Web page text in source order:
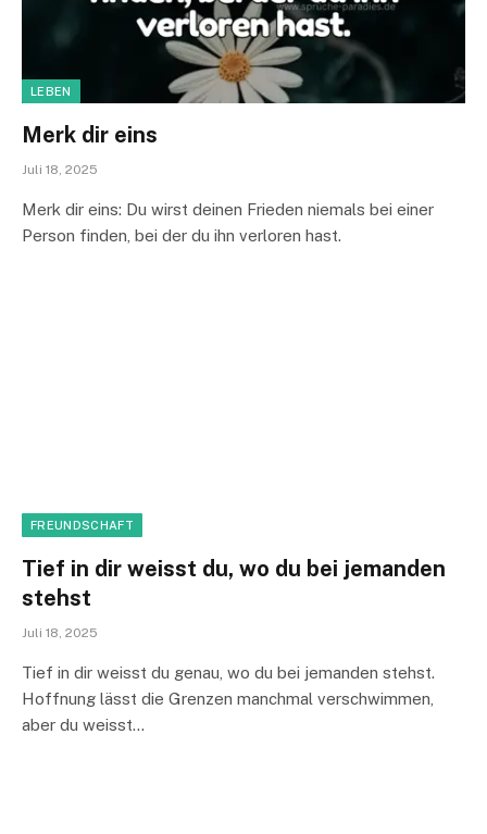
LEBEN
Merk dir eins
Juli 18, 2025
Merk dir eins: Du wirst deinen Frieden niemals bei einer
Person finden, bei der du ihn verloren hast.
FREUNDSCHAFT
Tief in dir weisst du, wo du bei jemanden
stehst
Juli 18, 2025
Tief in dir weisst du genau, wo du bei jemanden stehst.
Hoffnung lässt die Grenzen manchmal verschwimmen,
aber du weisst…